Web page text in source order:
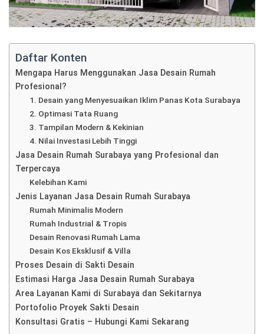
Daftar Konten
Mengapa Harus Menggunakan Jasa Desain Rumah
Profesional?
1. Desain yang Menyesuaikan Iklim Panas Kota Surabaya
2. Optimasi Tata Ruang
3. Tampilan Modern & Kekinian
4. Nilai Investasi Lebih Tinggi
Jasa Desain Rumah Surabaya yang Profesional dan
Terpercaya
Kelebihan Kami
Jenis Layanan Jasa Desain Rumah Surabaya
Rumah Minimalis Modern
Rumah Industrial & Tropis
Desain Renovasi Rumah Lama
Desain Kos Eksklusif & Villa
Proses Desain di Sakti Desain
Estimasi Harga Jasa Desain Rumah Surabaya
Area Layanan Kami di Surabaya dan Sekitarnya
Portofolio Proyek Sakti Desain
Konsultasi Gratis – Hubungi Kami Sekarang